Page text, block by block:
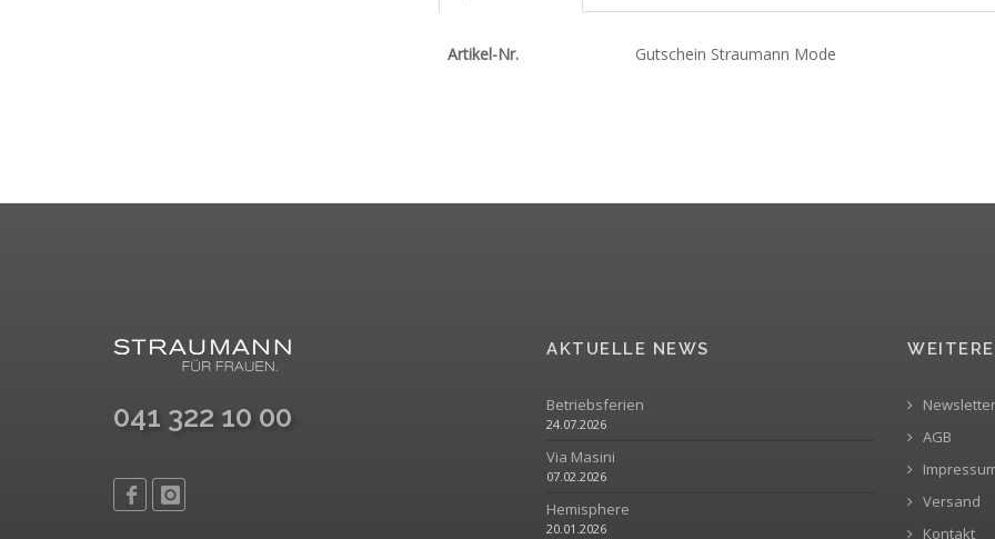
Artikel-Nr. Gutschein Straumann Mode
041 322 10 00
AKTUELLE NEWS
Betriebsferien
24.07.2026
Via Masini
07.02.2026
Hemisphere
20.01.2026
Newsletter
AGB
Versand
Kontakt